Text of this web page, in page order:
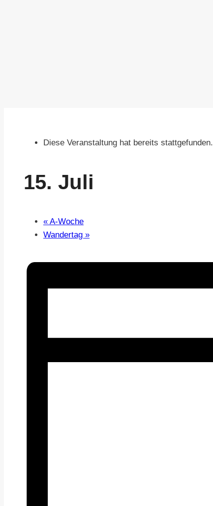
Diese Veranstaltung hat bereits stattgefunden.
15. Juli
« A-Woche
Wandertag »